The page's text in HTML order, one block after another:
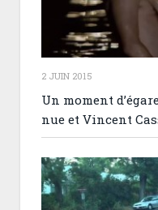
2 JUIN 2015
Un moment
nue et Vincent